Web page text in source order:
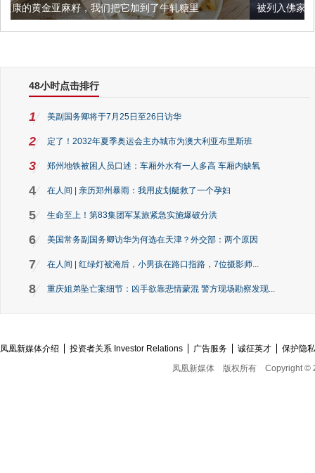
把它加到了牛轧糖里 被列入佛家七宝的它到底有多美？
48小时点击排行
1 美副国务卿将于7月25日至26日访华
2 定了！2032年夏季奥运会主办城市为澳大利亚布里斯班
3 郑州地铁被困人员口述：车厢外水有一人多高 车厢内缺氧
4 在人间 | 亲历郑州暴雨：我用皮划艇救了一个孕妇
5 生命至上！第83集团军某旅紧急实施爆破分洪
6 美国常务副国务卿访华为何选在天津？外交部：两个原因
7 在人间 | 红绿灯被淹后，小男孩在路口指路，7位摄影师...
8 重庆姐弟坠亡案细节：凶手欲靠悲情蒙混 警方现场勘察发现...
凤凰新媒体介绍 投资者关系 Investor Relations 广告服务 诚征英才
保护隐
凤凰新媒体
版权所有 Copyright ©